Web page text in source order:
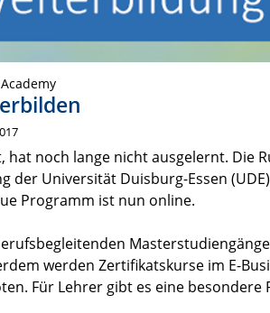
noch lange nicht ausgelernt. Die
der Universität Duisburg-Essen
Programm ist nun online.
werden Zertifikatskurse im E-
Für Lehrer gibt es eine besondere